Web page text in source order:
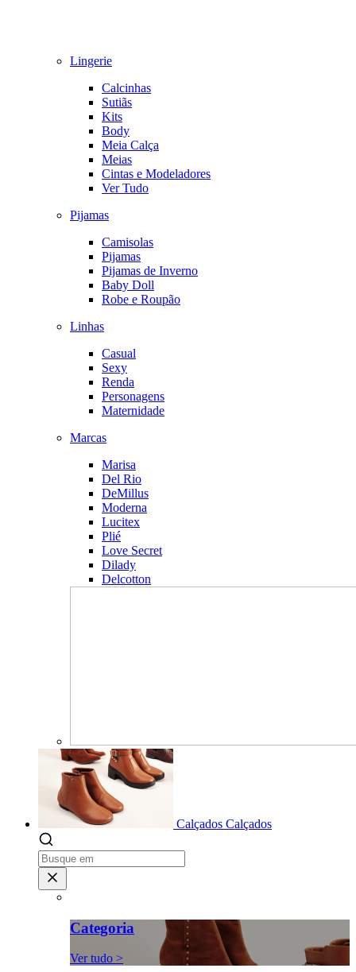
Lingerie
Calcinhas
Sutiãs
Kits
Body
Meia Calça
Meias
Cintas e Modeladores
Ver Tudo
Pijamas
Camisolas
Pijamas
Pijamas de Inverno
Baby Doll
Robe e Roupão
Linhas
Casual
Sexy
Renda
Personagens
Maternidade
Marcas
Marisa
Del Rio
DeMillus
Moderna
Lucitex
Plié
Love Secret
Dilady
Delcotton
Calçados Calçados
Categoria
Ver tudo >